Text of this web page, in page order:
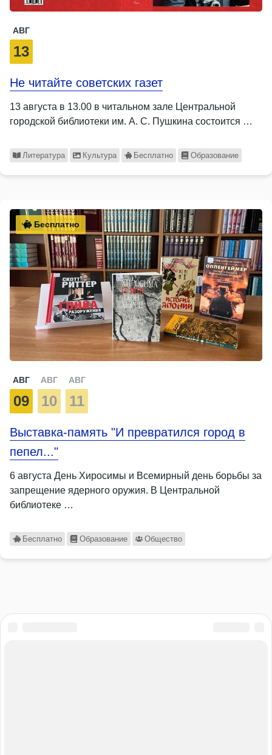
АВГ
13
Не читайте советских газет
13 августа в 13.00 в читальном зале Центральной
городской библиотеки им. А. С. Пушкина состоится …
Литература Культура Бесплатно Образование
Бесплатно
АВГ
09
АВГ
10
АВГ
11
Выставка-память "И превратился город в
пепел..."
6 августа День Хиросимы и Всемирный день борьбы за
запрещение ядерного оружия. В Центральной
библиотеке …
Бесплатно Образование Общество